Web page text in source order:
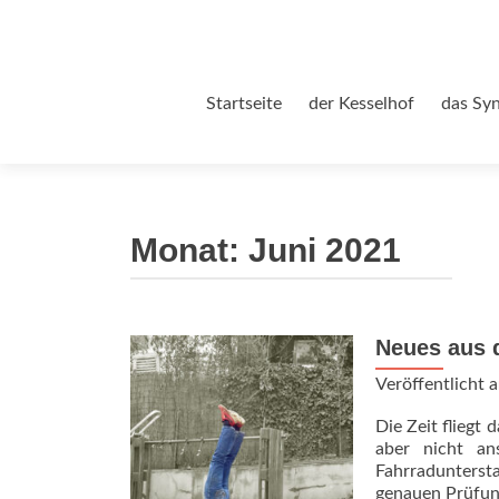
Startseite der Kesselhof das
Monat: Juni 2021
Neues aus
Veröffentlicht
Die Zeit fliegt
aber nicht
genauen